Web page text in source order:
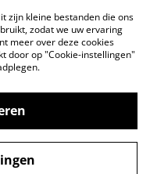
Cookiebeleid
by
zijn kleine bestanden die ons
zodat we uw ervaring
meer over deze cookies
door op "Cookie-instellingen"